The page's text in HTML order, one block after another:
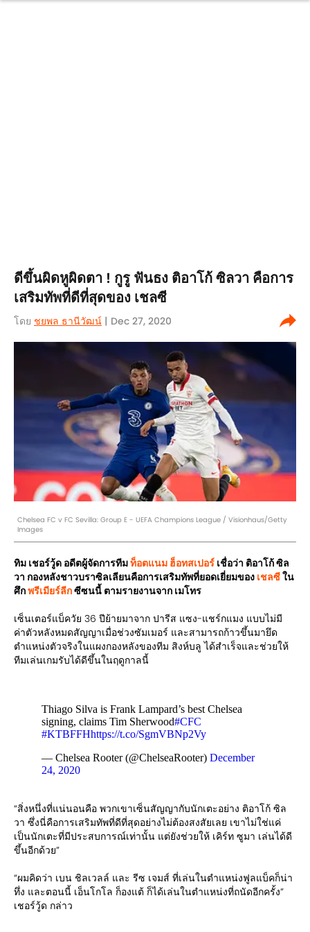
ดีขึ้นผิดหูผิดตา ! กูรู ฟันธง ติอาโก้ ซิลวา คือการ
เสริมทัพที่ดีที่สุดของ เชลซี
โดย ชยพล ธานีวัฒน์ | Dec 27, 2020
Chelsea FC v FC Sevilla: Group E - UEFA Champions League / Visionhaus/Getty
Images
ทิม เชอร์วู้ด อดีตผู้จัดการทีมท็อตแนม ฮ็อทสเปอร์ เชื่อว่า ติอาโก้ ซิล
วา กองหลังชาวบราซิลเลียนคือการเสริมทัพที่ยอดเยี่ยมของ เชลซีใน
ศึกพรีเมียร์ลีกซีซนนี้ ตามรายงานจาก เมโทร
เซ็นเตอร์แบ็ควัย 36 ปีย้ายมาจาก ปารีส แซง-แชร์กแมง แบบไม่มี
ค่าตัวหลังหมดสัญญาเมื่อช่วงซัมเมอร์ และสามารถก้าวขึ้นมายึด
ตำแหน่งตัวจริงในแผงกองหลังของทีม สิงห์บลู ได้สำเร็จและช่วยให้
ทีมเล่นเกมรับได้ดีขึ้นในฤดูกาลนี้
Thiago Silva is Frank Lampard’s best Chelsea
signing, claims Tim Sherwood#CFC
#KTBFFHhttps://t.co/SgmVBNp2Vy
— Chelsea Rooter (@ChelseaRooter) December
24, 2020
“สิ่งหนึ่งที่แน่นอนคือ พวกเขาเซ็นสัญญากับนักเตะอย่าง ติอาโก้ ซิล
วา ซึ่งนี่คือการเสริมทัพที่ดีที่สุดอย่างไม่ต้องสงสัยเลย เขาไม่ใช่แค่
เป็นนักเตะที่มีประสบการณ์เท่านั้น แต่ยังช่วยให้ เคิร์ท ซูมา เล่นได้ดี
ขึ้นอีกด้วย”
“ผมคิดว่า เบน ชิลเวลล์ และ รีซ เจมส์ ที่เล่นในตำแหน่งฟูลแบ็คก็น่า
ทึ่ง และตอนนี้ เอ็นโกโล ก็องแต้ ก็ได้เล่นในตำแหน่งที่ถนัดอีกครั้ง”
เชอร์วู้ด กล่าว